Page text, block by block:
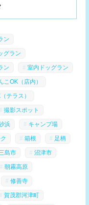
ン
グラン
ン 室内ドッグラン
こOK（店内）
テラス）
撮影スポット
浜 キャンプ場
箱根 足柄
島市 沼津市
朝霧高原
修善寺
賀茂郡河津町